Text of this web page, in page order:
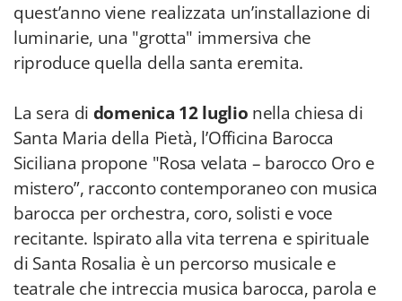
quest’anno viene realizzata un’installazione di
luminarie, una "grotta" immersiva che
riproduce quella della santa eremita.
La sera di domenica 12 luglio nella chiesa di
Santa Maria della Pietà, l’Officina Barocca
Siciliana propone "Rosa velata – barocco Oro e
mistero”, racconto contemporaneo con musica
barocca per orchestra, coro, solisti e voce
recitante. Ispirato alla vita terrena e spirituale
di Santa Rosalia è un percorso musicale e
teatrale che intreccia musica barocca, parola e